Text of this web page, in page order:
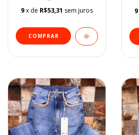
9x de R$53,31 sem juros
COMPRAR
9